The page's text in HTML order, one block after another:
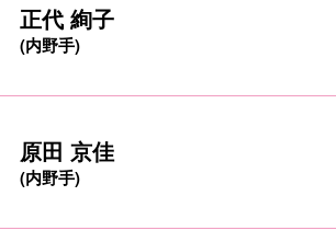
正代 絢子
(内野手)
原田 京佳
(内野手)